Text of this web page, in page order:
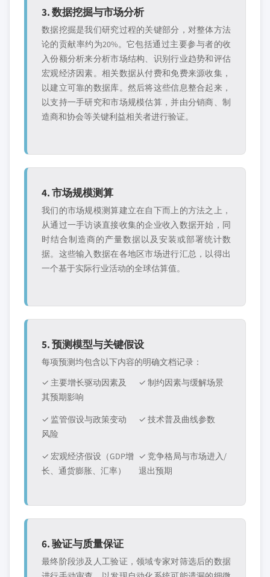
3. 数据挖掘与市场分析
数据挖掘是我们研究过程的关键部分，对整体方法
论的贡献率约为20%。它包括通过主要参与者的收
入份额分析来分析市场结构、识别行业趋势和评估
宏观经济因素。相关数据从付费和免费来源收集，
以建立可靠的数据库。然后将这些信息整合起来，
以支持一手研究和市场规模估算，并由分销商、制
造商和协会等关键利益相关者进行验证。
4. 市场规模测算
我们的市场规模测算建立在自下而上的方法之上，
从通过一手访谈直接收集的企业收入数据开始，同
时结合制造商的产量数据以及安装或部署统计数
据。这些输入数据在各地区市场进行汇总，以得出
一个基于实际行业活动的全球估算值。
5. 预测模型与关键假设
每项预测均包含以下内容的明确文档记录：
✓ 主要增长驱动因素及
其预期影响
✓ 制约因素与缓解场景
✓ 监管假设与政策变动
风险
✓ 技术普及曲线参数
✓ 宏观经济假设（GDP增
长、通货膨胀、汇率）
✓ 竞争格局与市场进入/
退出预期
6. 验证与质量保证
最终阶段涉及人工验证，领域专家对筛选后的数据